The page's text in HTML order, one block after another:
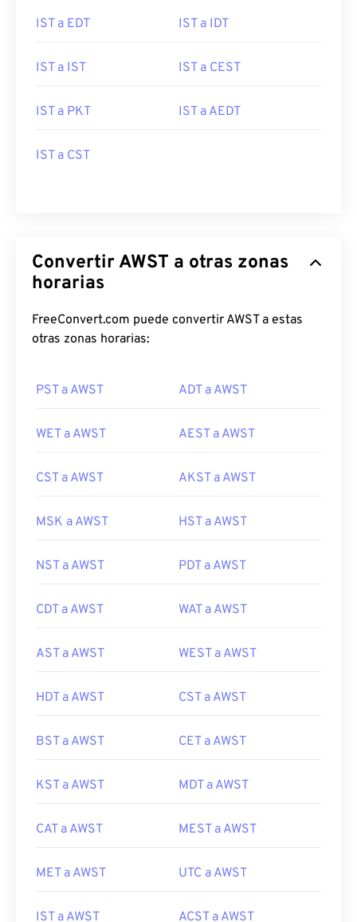
IST a EDT IST a IDT
IST a IST IST a CEST
IST a PKT IST a AEDT
IST a CST
Convertir AWST a otras zonas
horarias
FreeConvert.com puede convertir AWST a estas
otras zonas horarias:
PST a AWST ADT a AWST
WET a AWST AEST a AWST
CST a AWST AKST a AWST
MSK a AWST HST a AWST
NST a AWST PDT a AWST
CDT a AWST WAT a AWST
AST a AWST WEST a AWST
HDT a AWST CST a AWST
BST a AWST CET a AWST
KST a AWST MDT a AWST
CAT a AWST MEST a AWST
MET a AWST UTC a AWST
IST a AWST ACST a AWST